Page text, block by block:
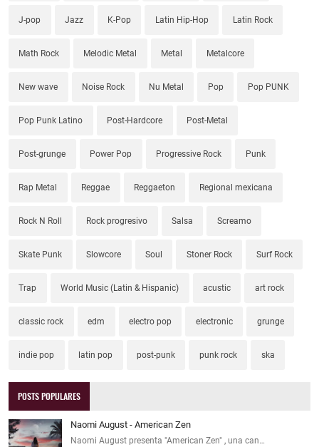
J-pop Jazz K-Pop Latin Hip-Hop Latin Rock
Math Rock Melodic Metal Metal Metalcore
New wave Noise Rock Nu Metal Pop Pop PUNK
Pop Punk Latino Post-Hardcore Post-Metal
Post-grunge Power Pop Progressive Rock Punk
Rap Metal Reggae Reggaeton Regional mexicana
Rock N Roll Rock progresivo Salsa Screamo
Skate Punk Slowcore Soul Stoner Rock Surf Rock
Trap World Music (Latin & Hispanic) acustic art rock
classic rock edm electro pop electronic grunge
indie pop latin pop post-punk punk rock ska
POSTS POPULARES
Naomi August - American Zen
Naomi August presenta "American Zen" , una can…